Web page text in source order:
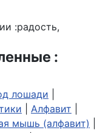
:радость,
:
лошади
Алфавит
мышь (алфавит)